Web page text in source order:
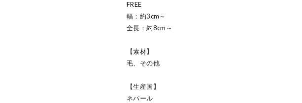
FREE
幅：約3cm～
全長：約8cm～
【素材】
毛、その他
【生産国】
ネパール